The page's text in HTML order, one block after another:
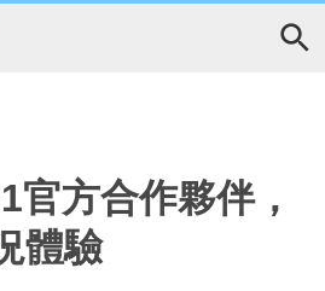
方合作夥伴，
體驗